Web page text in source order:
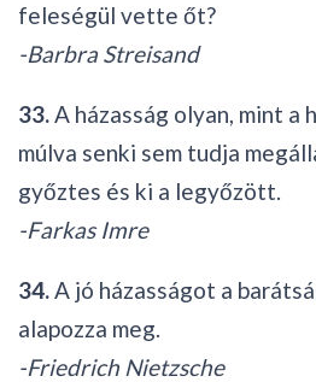
feleségül vette őt?
-Barbra Streisand
33.A házasság olyan, mint a
múlva senki sem tudja
győztes és ki a legyőzött.
-Farkas Imre
34.A jó házasságot a
alapozza meg.
-Friedrich Nietzsche